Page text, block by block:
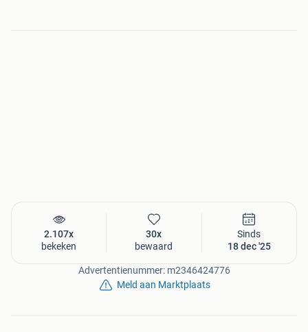
2.107x
bekeken
30x
bewaard
Sinds
18 dec '25
Advertentienummer: m2346424776
Meld aan Marktplaats